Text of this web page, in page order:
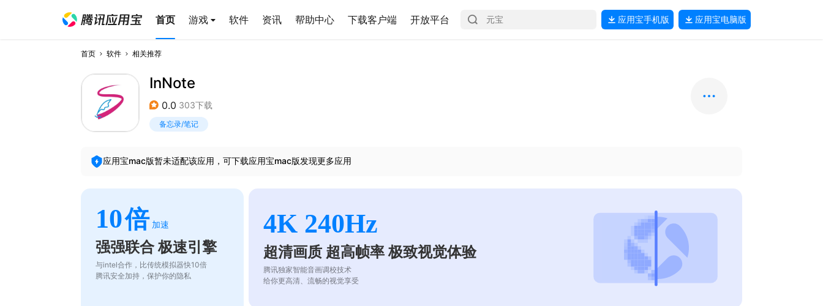
首页 游戏 软件 资讯 帮助中心 下载客户端 开放平台 应用宝手机版 应用宝电脑版
首页 软件 相关推荐
InNote
0.0 303下载
备忘录/笔记
应用宝mac版暂未适配该应用，可下载应用宝mac版发现更多应用
10倍 加速
强强联合 极速引擎
与intel合作，比传统模拟器快10倍
腾讯安全加持，保护你的隐私
4K 240Hz
超清画质 超高帧率 极致视觉体验
腾讯独家智能音画调校技术
给你更高清、流畅的视觉享受